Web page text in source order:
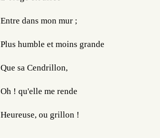
Entre dans mon mur ;
Plus humble et moins grande
Que sa Cendrillon,
Oh ! qu'elle me rende
Heureuse, ou grillon !